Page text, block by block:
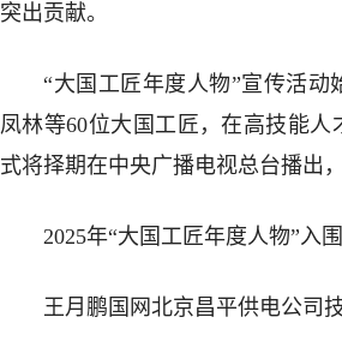
突出贡献。
“大国工匠年度人物”宣传活动
凤林等60位大国工匠，在高技能
式将择期在中央广播电视总台播出
2025年“大国工匠年度人物”入
王月鹏国网北京昌平供电公司